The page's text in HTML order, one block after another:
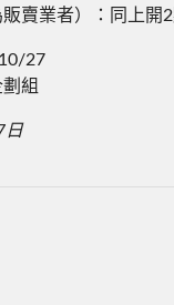
賣業者）：同上開2
27
劃組
日